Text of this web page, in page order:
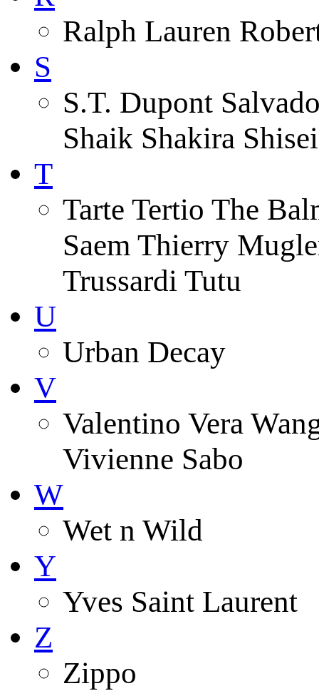
Ralph Lauren
S
S.T. Dupont
Shaik Shakira
T
Tarte Tertio The
Saem Thierry
Trussardi Tutu
U
Urban Decay
V
Valentino Vera
Vivienne Sabo
W
Wet n Wild
Y
Yves Saint Laurent
Z
Zippo